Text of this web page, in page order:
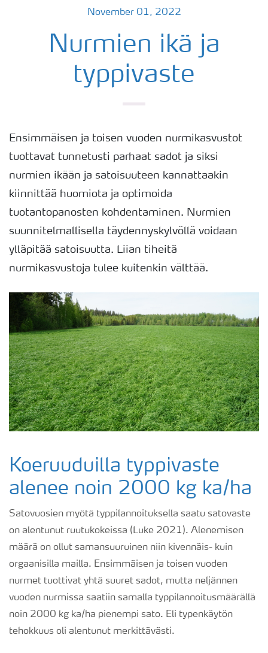
November 01, 2022
Nurmien ikä ja
typpivaste
Ensimmäisen ja toisen vuoden nurmikasvustot
tuottavat tunnetusti parhaat sadot ja siksi
nurmien ikään ja satoisuuteen kannattaakin
kiinnittää huomiota ja optimoida
tuotantopanosten kohdentaminen. Nurmien
suunnitelmallisella täydennyskylvöllä voidaan
ylläpitää satoisuutta. Liian tiheitä
nurmikasvustoja tulee kuitenkin välttää.
Koeruuduilla typpivaste
alenee noin 2000 kg ka/ha
Satovuosien myötä typpilannoituksella saatu satovaste
on alentunut ruutukokeissa (Luke 2021). Alenemisen
määrä on ollut samansuuruinen niin kivennäis- kuin
orgaanisilla mailla. Ensimmäisen ja toisen vuoden
nurmet tuottivat yhtä suuret sadot, mutta neljännen
vuoden nurmissa saatiin samalla typpilannoitusmäärällä
noin 2000 kg ka/ha pienempi sato. Eli typenkäytön
tehokkuus oli alentunut merkittävästi.